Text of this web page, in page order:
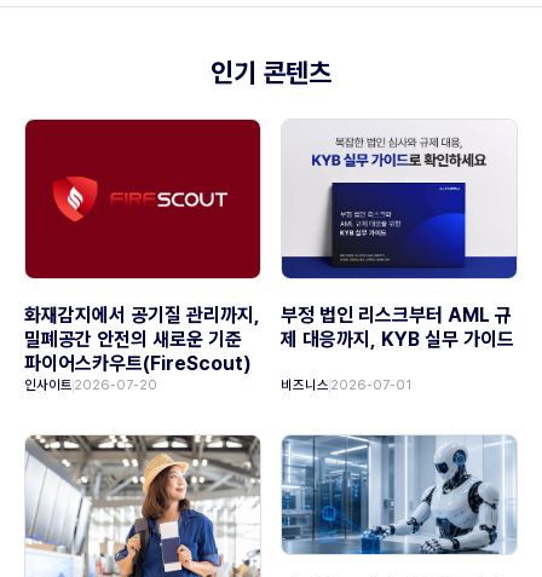
인기 콘텐츠
화재감지에서 공기질 관리까지,
밀폐공간 안전의 새로운 기준
파이어스카우트(FireScout)
인사이트 2026-07-20
부정 법인 리스크부터 AML 규
제 대응까지, KYB 실무 가이드
비즈니스 2026-07-01